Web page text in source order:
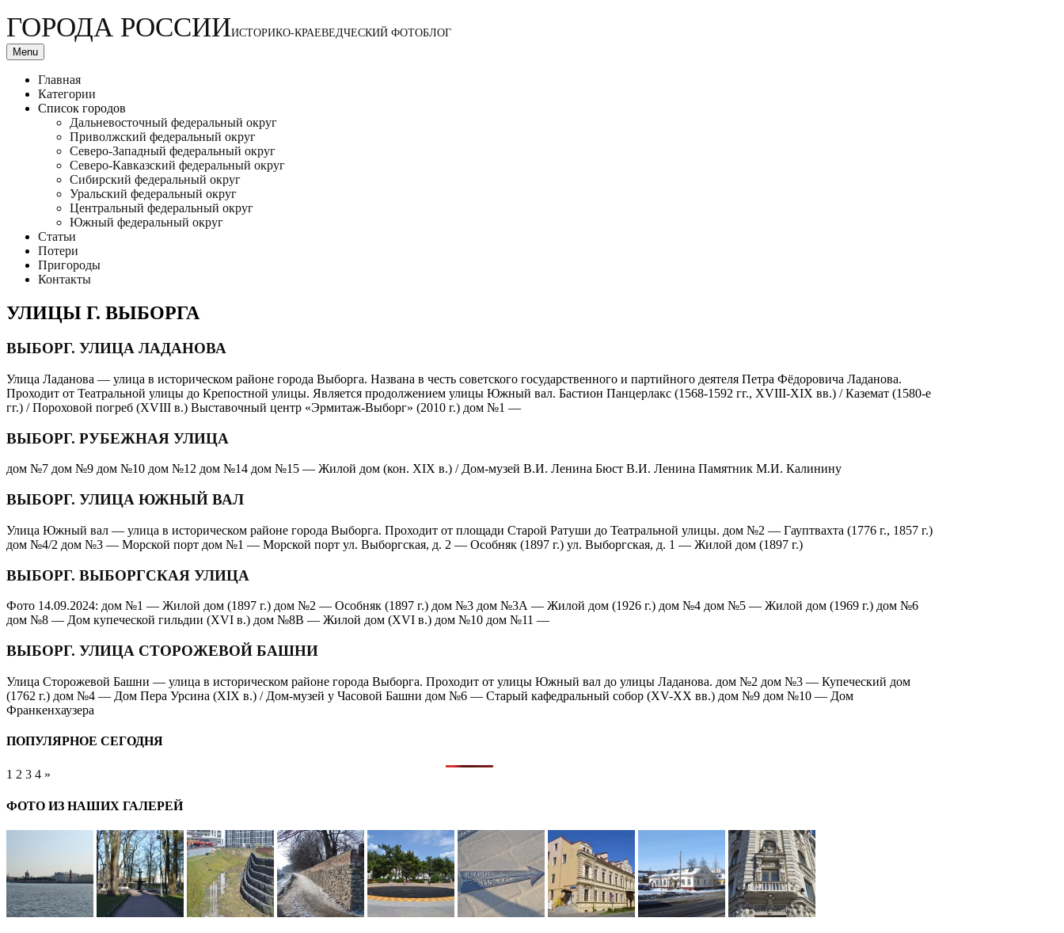
ГОРОДА РОССИИИСТОРИКО-КРАЕВЕДЧЕСКИЙ ФОТОБЛОГ
Menu
Главная
Категории
Список городов
Дальневосточный федеральный округ
Приволжский федеральный округ
Северо-Западный федеральный округ
Северо-Кавказский федеральный округ
Сибирский федеральный округ
Уральский федеральный округ
Центральный федеральный округ
Южный федеральный округ
Статьи
Потери
Пригороды
Контакты
УЛИЦЫ Г. ВЫБОРГА
ВЫБОРГ. УЛИЦА ЛАДАНОВА
Улица Ладанова — улица в историческом районе города Выборга. Названа в честь советского государственного и партийного деятеля Петра Фёдоровича Ладанова.
Проходит от Театральной улицы до Крепостной улицы. Является продолжением улицы Южный вал. Бастион Панцерлакс (1568-1592 гг., XVIII-XIX вв.) / Каземат (1580-е
гг.) / Пороховой погреб (XVIII в.) Выставочный центр «Эрмитаж-Выборг» (2010 г.) дом №1 —
ВЫБОРГ. РУБЕЖНАЯ УЛИЦА
дом №7 дом №9 дом №10 дом №12 дом №14 дом №15 — Жилой дом (кон. XIX в.) / Дом-музей В.И. Ленина Бюст В.И. Ленина Памятник М.И. Калинину
ВЫБОРГ. УЛИЦА ЮЖНЫЙ ВАЛ
Улица Южный вал — улица в историческом районе города Выборга. Проходит от площади Старой Ратуши до Театральной улицы. дом №2 — Гауптвахта (1776 г., 1857 г.)
дом №4/2 дом №3 — Морской порт дом №1 — Морской порт ул. Выборгская, д. 2 — Особняк (1897 г.) ул. Выборгская, д. 1 — Жилой дом (1897 г.)
ВЫБОРГ. ВЫБОРГСКАЯ УЛИЦА
Фото 14.09.2024: дом №1 — Жилой дом (1897 г.) дом №2 — Особняк (1897 г.) дом №3 дом №3А — Жилой дом (1926 г.) дом №4 дом №5 — Жилой дом (1969 г.) дом №6
дом №8 — Дом купеческой гильдии (XVI в.) дом №8В — Жилой дом (XVI в.) дом №10 дом №11 —
ВЫБОРГ. УЛИЦА СТОРОЖЕВОЙ БАШНИ
Улица Сторожевой Башни — улица в историческом районе города Выборга. Проходит от улицы Южный вал до улицы Ладанова. дом №2 дом №3 — Купеческий дом
(1762 г.) дом №4 — Дом Пера Урсина (XIX в.) / Дом-музей у Часовой Башни дом №6 — Старый кафедральный собор (XV-XX вв.) дом №9 дом №10 — Дом
Франкенхаузера
ПОПУЛЯРНОЕ СЕГОДНЯ
1 2 3 4 »
ФОТО ИЗ НАШИХ ГАЛЕРЕЙ